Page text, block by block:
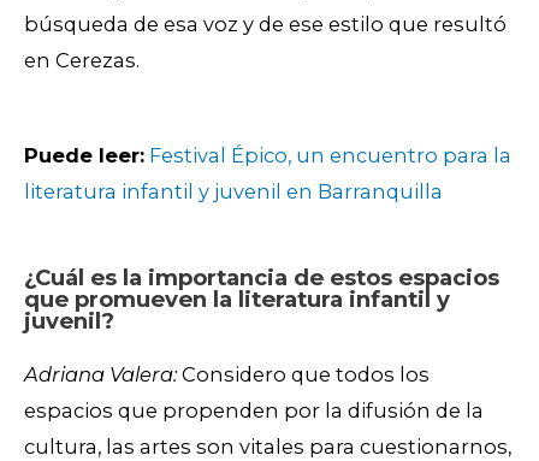
búsqueda de esa voz y de ese estilo que resultó
en Cerezas.
Puede leer: Festival Épico, un encuentro para la
literatura infantil y juvenil en Barranquilla
¿Cuál es la importancia de estos espacios
que promueven la literatura infantil y
juvenil?
Adriana Valera:Considero que todos los
espacios que propenden por la difusión de la
cultura, las artes son vitales para cuestionarnos,